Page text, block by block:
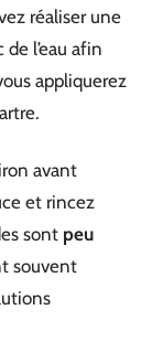
réaliser une
l’eau afin
appliquerez
avant
et rincez
sont peu
souvent